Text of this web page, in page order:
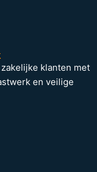
klanten met
en veilige